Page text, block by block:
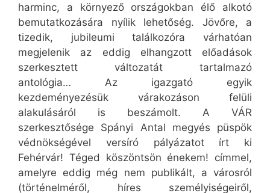
harminc, a környező országokban élő alkotó
bemutatkozására nyílik lehetőség. Jövőre, a
tizedik, jubileumi találkozóra várhatóan
megjelenik az eddig elhangzott előadások
szerkesztett változatát tartalmazó
antológia… Az igazgató egyik
kezdeményezésük várakozáson felüli
alakulásáról is beszámolt. A VÁR
szerkesztősége Spányi Antal megyés püspök
védnökségével versíró pályázatot írt ki
Fehérvár! Téged köszöntsön énekem! címmel,
amelyre eddig még nem publikált, a városról
(történelméről, híres személyiségeiről,